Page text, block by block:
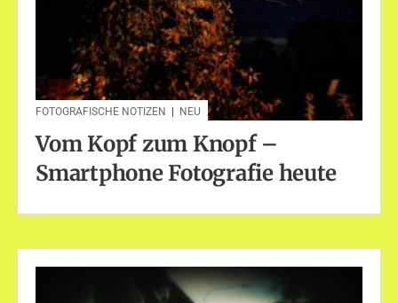
FOTOGRAFISCHE NOTIZEN NEU
Vom Kopf zum Knopf –
Smartphone Fotografie heute